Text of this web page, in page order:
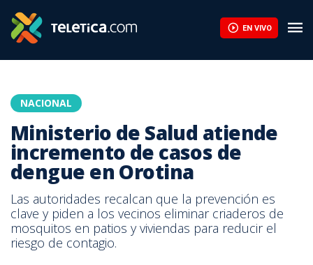
EN VIVO
NACIONAL
Ministerio de Salud atiende
incremento de casos de
dengue en Orotina
Las autoridades recalcan que la prevención es
clave y piden a los vecinos eliminar criaderos de
mosquitos en patios y viviendas para reducir el
riesgo de contagio.